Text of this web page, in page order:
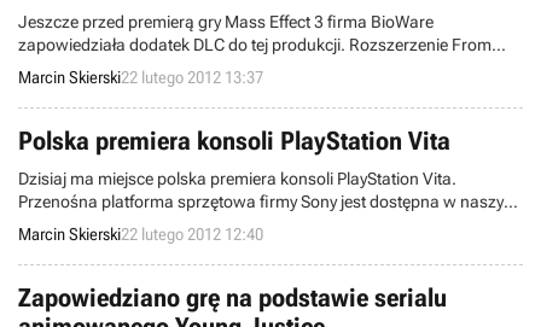
Jeszcze przed premierą gry Mass Effect 3 firma BioWare
zapowiedziała dodatek DLC do tej produkcji. Rozszerzenie From
Ashes wprowadzi zaskakującego kompana Sheparda do kampanii
dla jednego gracza.
Marcin Skierski22 lutego 2012 13:37
Polska premiera konsoli PlayStation Vita
Dzisiaj ma miejsce polska premiera konsoli PlayStation Vita.
Przenośna platforma sprzętowa firmy Sony jest dostępna w naszym
kraju w cenie sugerowanej 1149 złotych lub 1399 złotych (w
zależności od wersji).
Marcin Skierski22 lutego 2012 12:40
Zapowiedziano grę na podstawie serialu